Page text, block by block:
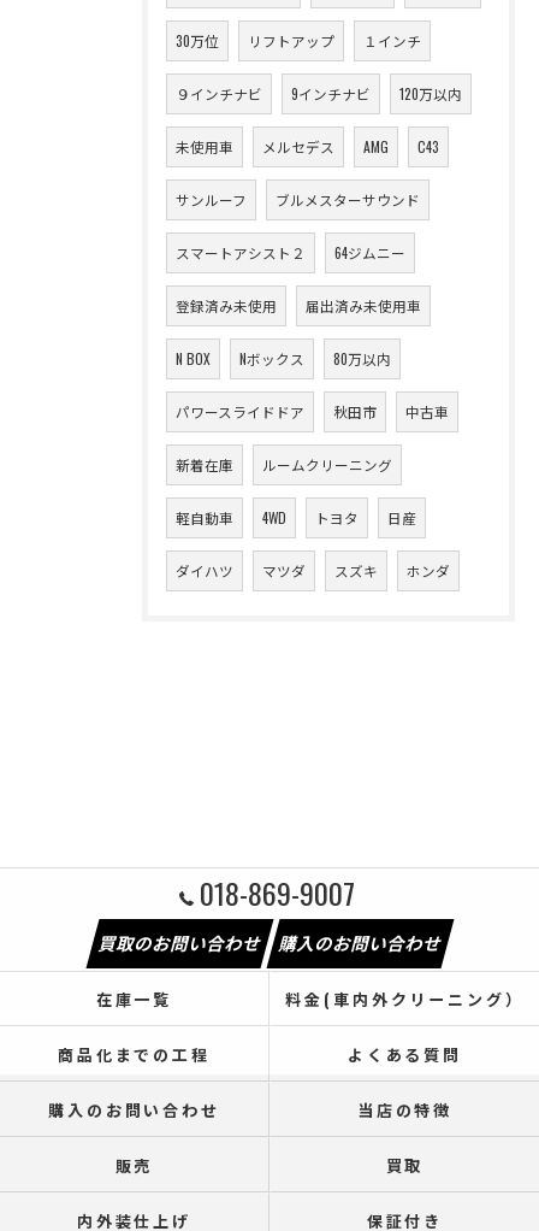
30万位 リフトアップ １インチ
９インチナビ 9インチナビ 120万以内
未使用車 メルセデス AMG C43
サンルーフ ブルメスターサウンド
スマートアシスト２ 64ジムニー
登録済み未使用 届出済み未使用車
N BOX Nボックス 80万以内
パワースライドドア 秋田市 中古車
新着在庫 ルームクリーニング
軽自動車 4WD トヨタ 日産
ダイハツ マツダ スズキ ホンダ
018-869-9007
買取のお問い合わせ 購入のお問い合わせ
在庫一覧 料金(車内外クリーニング）
商品化までの工程 よくある質問
購入のお問い合わせ 当店の特徴
販売 買取
内外装仕上げ 保証付き